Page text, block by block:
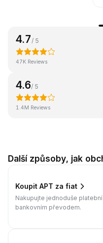
4.7 / 5
47K Reviews
4.6/ 5
1.4M Reviews
Další způsoby, jak
Koupit APT za fiat
Nakupujte jednoduše
bankovním převodem.